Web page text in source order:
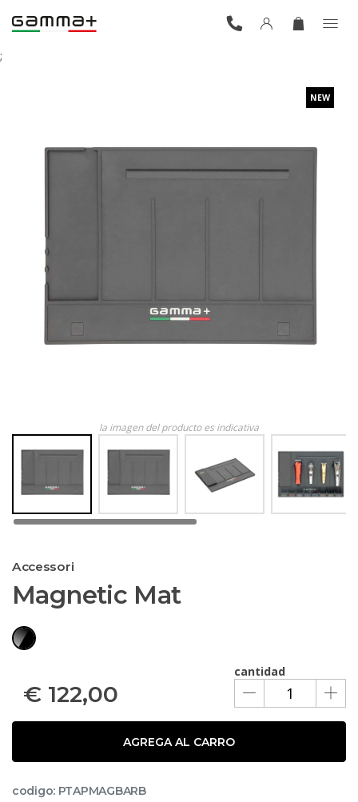
;
NEW
la imagen del producto es indicativa
Accessori
Magnetic Mat
cantidad
€ 122,00
AGREGA AL CARRO
codigo: PTAPMAGBARB